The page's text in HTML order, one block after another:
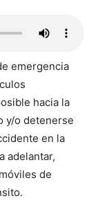
emergencia
hacia la
y/o detenerse
en la
adelantar,
de